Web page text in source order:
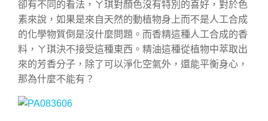
卻有不同的看法，ㄚ琪對顏色沒有特別的喜好，對於色
素來說，如果是來自天然的動植物身上而不是人工合成
的化學物質倒是沒什麼問題。而香精這種人工合成的香
料，ㄚ琪決不接受這種東西。精油這種從植物中萃取出
來的芳香分子，除了可以淨化空氣外，還能平衡身心，
那為什麼不能有？